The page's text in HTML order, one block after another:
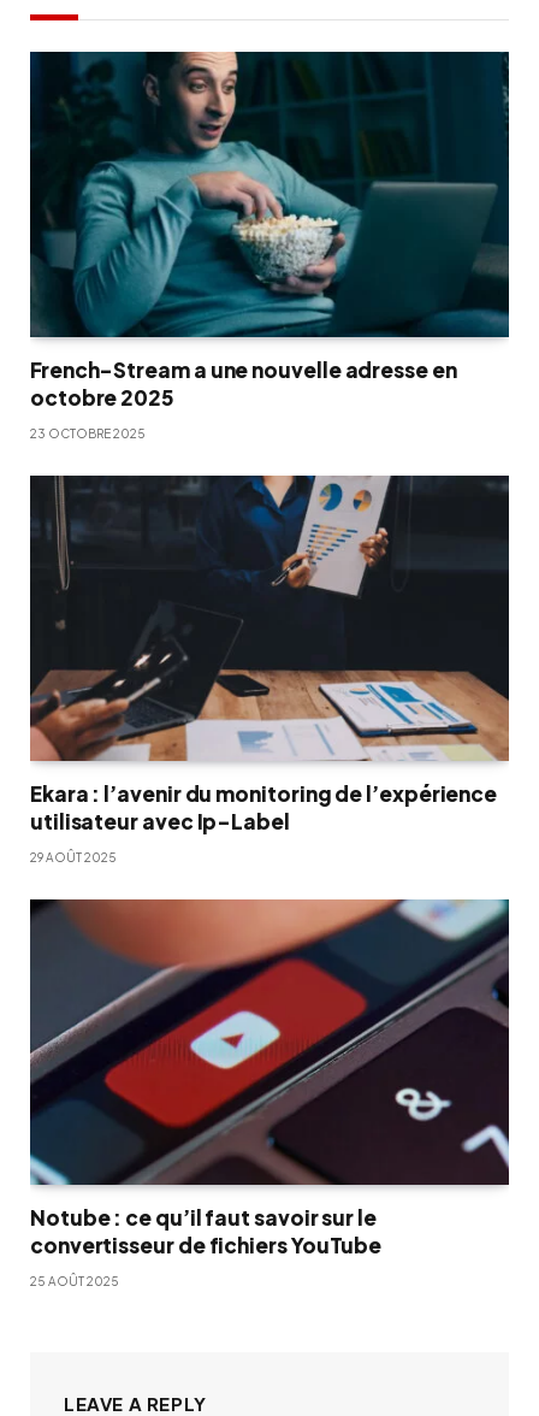
French-Stream a une nouvelle adresse en
octobre 2025
23 OCTOBRE 2025
Ekara : l’avenir du monitoring de l’expérience
utilisateur avec Ip-Label
29 AOÛT 2025
Notube : ce qu’il faut savoir sur le
convertisseur de fichiers YouTube
25 AOÛT 2025
LEAVE A REPLY